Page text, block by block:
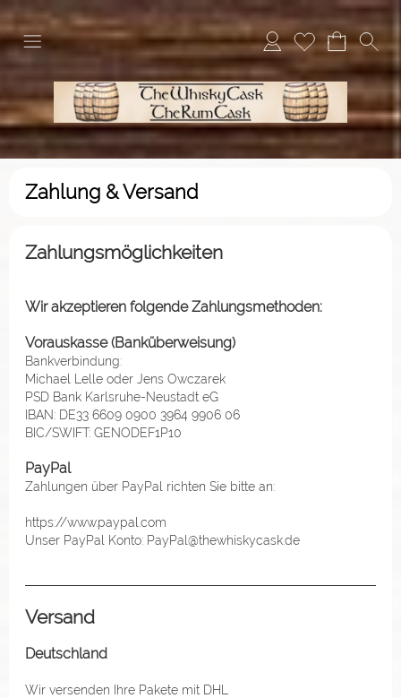
Zahlung & Versand
Zahlungsmöglichkeiten
Wir akzeptieren folgende Zahlungsmethoden:
Vorauskasse (Banküberweisung)
Bankverbindung:
Michael Lelle oder Jens Owczarek
PSD Bank Karlsruhe-Neustadt eG
IBAN: DE33 6609 0900 3964 9906 06
BIC/SWIFT: GENODEF1P10
PayPal
Zahlungen über PayPal richten Sie bitte an:
https://www.paypal.com
Unser PayPal Konto: PayPal@thewhiskycask.de
Versand
Deutschland
Wir versenden Ihre Pakete mit DHL